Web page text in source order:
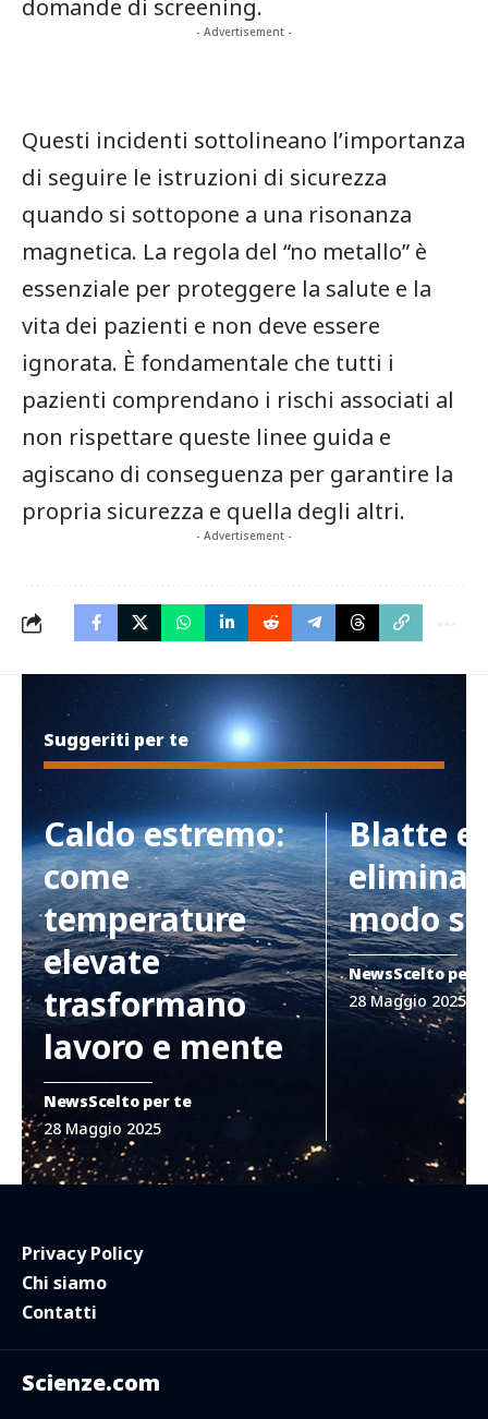
domande di screening.
- Advertisement -
Questi incidenti sottolineano l’importanza
di seguire le istruzioni di sicurezza
quando si sottopone a una risonanza
magnetica. La regola del “no metallo” è
essenziale per proteggere la salute e la
vita dei pazienti e non deve essere
ignorata. È fondamentale che tutti i
pazienti comprendano i rischi associati al
non rispettare queste linee guida e
agiscano di conseguenza per garantire la
propria sicurezza e quella degli altri.
- Advertisement -
Suggeriti per te
Caldo estremo:
come
temperature
elevate
trasformano
lavoro e mente
NewsScelto per te
28 Maggio 2025
Blatte e
modo
NewsScelto per
28 Maggio 2025
Scienze.com
Privacy Policy
Chi siamo
Contatti